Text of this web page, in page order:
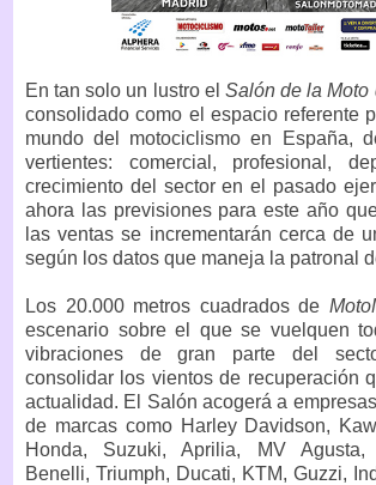
En tan solo un lustro el Salón de la Moto
consolidado como el espacio referente
mundo del motociclismo en España,
vertientes: comercial, profesional,
crecimiento del sector en el pasado
ahora las previsiones para este año
las ventas se incrementarán cerca de
según los datos que maneja la patronal
Los 20.000 metros cuadrados de
escenario sobre el que se vuelquen
vibraciones de gran parte del
consolidar los vientos de recuperación
actualidad. El Salón acogerá a
de marcas como Harley Davidson,
Honda, Suzuki, Aprilia, MV Agusta,
Benelli, Triumph, Ducati, KTM, Guzzi,